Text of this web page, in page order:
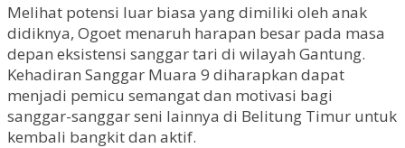
Melihat potensi luar biasa yang dimiliki oleh anak
didiknya, Ogoet menaruh harapan besar pada masa
depan eksistensi sanggar tari di wilayah Gantung.
Kehadiran Sanggar Muara 9 diharapkan dapat
menjadi pemicu semangat dan motivasi bagi
sanggar-sanggar seni lainnya di Belitung Timur untuk
kembali bangkit dan aktif.